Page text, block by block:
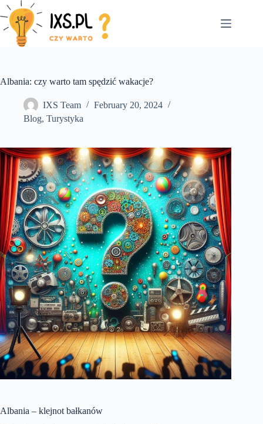
Skip
to
content
Albania: czy warto tam spędzić wakacje?
IXS Team
February 20, 2024
Blog, Turystyka
Albania – klejnot bałkanów